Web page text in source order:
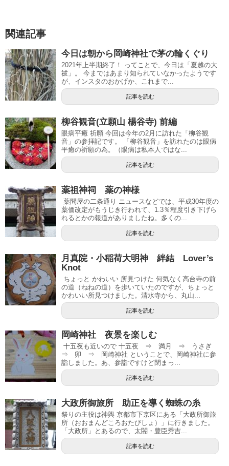
関連記事
今日は朝から岡崎神社で茅の輪くぐり
2021年上半期終了！ ってことで、今日は「夏越の大
祓」。 今まではあまり知られていなかったようです
が、インスタのおかげか、これまで...
記事を読む
柳谷観音(立願山 楊谷寺) 前編
眼病平癒 祈願 今回は今年の2月に訪れた「柳谷観
音」の参拝記です。 「柳谷観音」を訪れたのは眼病
平癒の祈願の為。（眼病は私本人ではな...
記事を読む
薬祖神祠 薬の神様
薬問屋の二条通り ニュースなどでは、平成30年度の
薬価改定がもうじき行われて、1.3％程度引き下げら
れるとかの報道がありましたね。多くの...
記事を読む
月真院・小稲荷大明神 絆結 Lover’s
Knot
ちょっと かわいい 所見つけた 何気なく高台寺の前
の道（ねねの道）を歩いていたのですが、ちょっと
かわいい所見つけました。清水寺から、丸山...
記事を読む
岡崎神社 夜景を楽しむ
十五夜も近いので 十五夜 ⇒ 満月 ⇒ うさぎ
⇒ 卯 ⇒ 岡崎神社 ということで、岡崎神社に参
詣しました。あ、参詣ですけど閉まっ...
記事を読む
大政所御旅所 助正を導く蜘蛛の糸
祭りの主役は神輿 京都市下京区にある「大政所御旅
所（おおまんどころおたびしょ）」に行きました。
「大政所」とあるので、太閤・豊臣秀吉...
記事を読む